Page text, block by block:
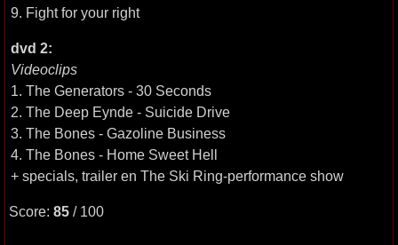
9. Fight for your right
dvd 2:
Videoclips
1. The Generators - 30 Seconds
2. The Deep Eynde - Suicide Drive
3. The Bones - Gazoline Business
4. The Bones - Home Sweet Hell
+ specials, trailer en The Ski Ring-performance show
Score: 85 / 100